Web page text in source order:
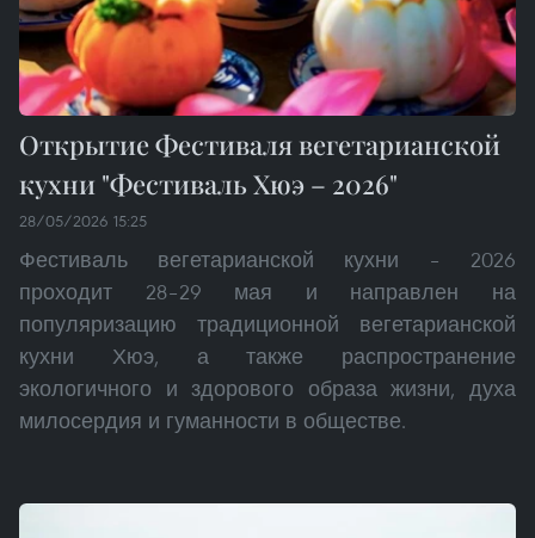
Открытие Фестиваля вегетарианской
кухни "Фестиваль Хюэ – 2026"
28/05/2026 15:25
Фестиваль вегетарианской кухни – 2026
проходит 28–29 мая и направлен на
популяризацию традиционной вегетарианской
кухни Хюэ, а также распространение
экологичного и здорового образа жизни, духа
милосердия и гуманности в обществе.